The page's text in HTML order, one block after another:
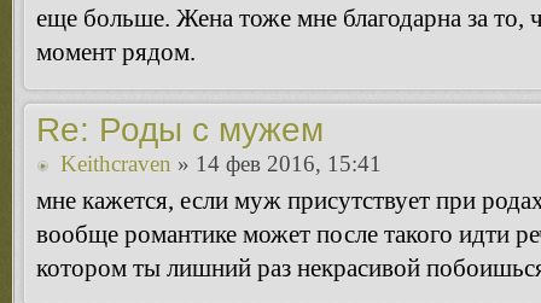
еще больше. Жена тоже мне благодарна за то,
момент рядом.
Re: Роды с мужем
Keithcraven » 14 фев 2016, 15:41
мне кажется, если муж присутствует при
вообще романтике может после такого идти
котором ты лишний раз некрасивой